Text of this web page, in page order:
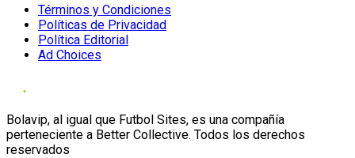
Términos y Condiciones
Políticas de Privacidad
Política Editorial
Ad Choices
Bolavip, al igual que Futbol Sites, es una compañía
perteneciente a Better Collective. Todos los derechos
reservados